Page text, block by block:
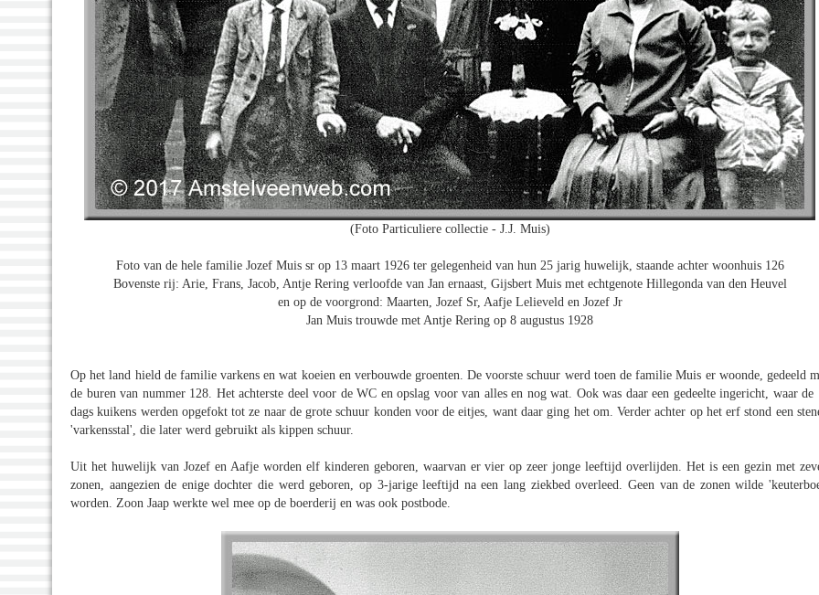
(Foto Particuliere collectie - J.J. Muis)
Foto van de hele familie Jozef Muis sr op 13 maart 1926 ter gelegenheid van hun 25 jarig huwelijk, staande achter woonhuis 126
Bovenste rij: Arie, Frans, Jacob, Antje Rering verloofde van Jan ernaast, Gijsbert Muis met echtgenote Hillegonda van den Heuvel
en op de voorgrond: Maarten, Jozef Sr, Aafje Lelieveld en Jozef Jr
Jan Muis trouwde met Antje Rering op 8 augustus 1928
Op het land hield de familie varkens en wat koeien en verbouwde groenten. De voorste schuur werd toen de familie Muis er woonde, gedeeld
de buren van nummer 128. Het achterste deel voor de WC en opslag voor van alles en nog wat. Ook was daar een gedeelte ingericht, waar de
dags kuikens werden opgefokt tot ze naar de grote schuur konden voor de eitjes, want daar ging het om. Verder achter op het erf stond een
'varkensstal', die later werd gebruikt als kippen schuur.
Uit het huwelijk van Jozef en Aafje worden elf kinderen geboren, waarvan er vier op zeer jonge leeftijd overlijden. Het is een gezin met
zonen, aangezien de enige dochter die werd geboren, op 3-jarige leeftijd na een lang ziekbed overleed. Geen van de zonen wilde
worden. Zoon Jaap werkte wel mee op de boerderij en was ook postbode.